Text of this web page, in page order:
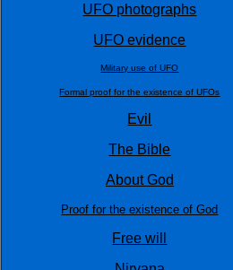
UFO photographs
UFO evidence
Military use of UFO
Formal proof for the existence of UFOs
Evil
The Bible
About God
Proof for the existence of God
Free will